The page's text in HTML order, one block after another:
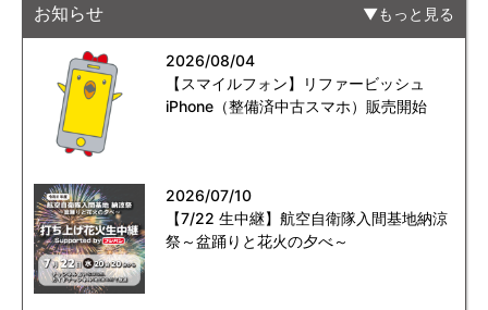
お知らせ もっと見る
2026/08/04
【スマイルフォン】リファービッシュ
iPhone（整備済中古スマホ）販売開始
2026/07/10
【7/22 生中継】航空自衛隊入間基地納涼
祭～盆踊りと花火の夕べ～